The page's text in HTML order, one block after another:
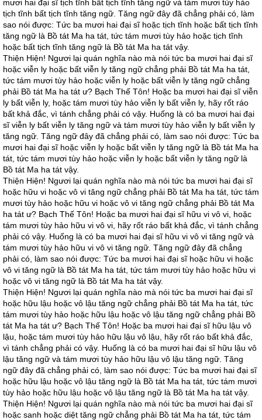
mươi hai đại sĩ tịch tĩnh bất tịch tĩnh tăng ngữ và tám mươi tùy hảo
tịch tĩnh bất tịch tĩnh tăng ngữ. Tăng ngữ đây đã chẳng phải có, làm
sao nói được: Tức ba mươi hai đại sĩ hoặc tịch tĩnh hoặc bất tịch tĩnh
tăng ngữ là Bồ tát Ma ha tát, tức tám mươi tùy hảo hoặc tịch tĩnh
hoặc bất tịch tĩnh tăng ngữ là Bồ tát Ma ha tát vậy.
Thiện Hiện! Ngươi lại quán nghĩa nào mà nói tức ba mươi hai đại sĩ
hoặc viễn ly hoặc bất viễn ly tăng ngữ chẳng phải Bồ tát Ma ha tát,
tức tám mươi tùy hảo hoặc viễn ly hoặc bất viễn ly tăng ngữ chẳng
phải Bồ tát Ma ha tát ư? Bạch Thế Tôn! Hoặc ba mươi hai đại sĩ viễn
ly bất viễn ly, hoặc tám mươi tùy hảo viễn ly bất viễn ly, hãy rốt ráo
bất khả đắc, vì tánh chẳng phải có vậy. Huống là có ba mươi hai đại
sĩ viễn ly bất viễn ly tăng ngữ và tám mươi tùy hảo viễn ly bất viễn ly
tăng ngữ. Tăng ngữ đây đã chẳng phải có, làm sao nói được: Tức ba
mươi hai đại sĩ hoặc viễn ly hoặc bất viễn ly tăng ngữ là Bồ tát Ma ha
tát, tức tám mươi tùy hảo hoặc viễn ly hoặc bất viễn ly tăng ngữ là
Bồ tát Ma ha tát vậy.
Thiện Hiện! Ngươi lại quán nghĩa nào mà nói tức ba mươi hai đại sĩ
hoặc hữu vi hoặc vô vi tăng ngữ chẳng phải Bồ tát Ma ha tát, tức tám
mươi tùy hảo hoặc hữu vi hoặc vô vi tăng ngữ chẳng phải Bồ tát Ma
ha tát ư? Bạch Thế Tôn! Hoặc ba mươi hai đại sĩ hữu vi vô vi, hoặc
tám mươi tùy hảo hữu vi vô vi, hãy rốt ráo bất khả đắc, vì tánh chẳng
phải có vậy. Huống là có ba mươi hai đại sĩ hữu vi vô vi tăng ngữ và
tám mươi tùy hảo hữu vi vô vi tăng ngữ. Tăng ngữ đây đã chẳng
phải có, làm sao nói được: Tức ba mươi hai đại sĩ hoặc hữu vi hoặc
vô vi tăng ngữ là Bồ tát Ma ha tát, tức tám mươi tùy hảo hoặc hữu vi
hoặc vô vi tăng ngữ là Bồ tát Ma ha tát vậy.
Thiện Hiện! Ngươi lại quán nghĩa nào mà nói tức ba mươi hai đại sĩ
hoặc hữu lậu hoặc vô lậu tăng ngữ chẳng phải Bồ tát Ma ha tát, tức
tám mươi tùy hảo hoặc hữu lậu hoặc vô lậu tăng ngữ chẳng phải Bồ
tát Ma ha tát ư? Bạch Thế Tôn! Hoặc ba mươi hai đại sĩ hữu lậu vô
lậu, hoặc tám mươi tùy hảo hữu lậu vô lậu, hãy rốt ráo bất khả đắc,
vì tánh chẳng phải có vậy. Huống là có ba mươi hai đại sĩ hữu lậu vô
lậu tăng ngữ và tám mươi tùy hảo hữu lậu vô lậu tăng ngữ. Tăng
ngữ đây đã chẳng phải có, làm sao nói được: Tức ba mươi hai đại sĩ
hoặc hữu lậu hoặc vô lậu tăng ngữ là Bồ tát Ma ha tát, tức tám mươi
tùy hảo hoặc hữu lậu hoặc vô lậu tăng ngữ là Bồ tát Ma ha tát vậy.
Thiện Hiện! Ngươi lại quán nghĩa nào mà nói tức ba mươi hai đại sĩ
hoặc sanh hoặc diệt tăng ngữ chẳng phải Bồ tát Ma ha tát, tức tám